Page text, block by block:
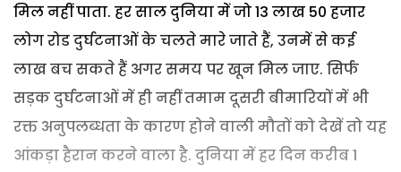
मिल नहीं पाता. हर साल दुनिया में जो 13 लाख 50 हजार
लोग रोड दुर्घटनाओं के चलते मारे जाते हैं, उनमें से कई
लाख बच सकते हैं अगर समय पर खून मिल जाए. सिर्फ
सड़क दुर्घटनाओं में ही नहीं तमाम दूसरी बीमारियों में भी
रक्त अनुपलब्धता के कारण होने वाली मौतों को देखें तो यह
आंकड़ा हैरान करने वाला है. दुनिया में हर दिन करीब 1